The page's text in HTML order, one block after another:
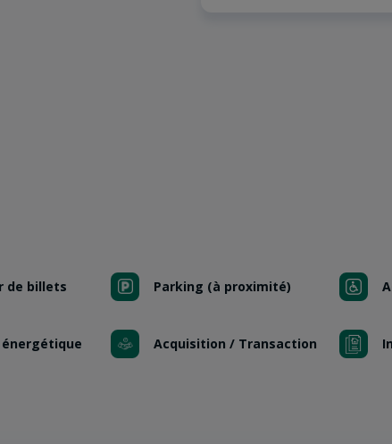
de billets Parking (à proximité)
Acquisition / Transaction